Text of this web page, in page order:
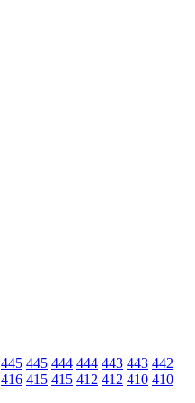
445 445 444 444 443 443 442
416 415 415 412 412 410 410